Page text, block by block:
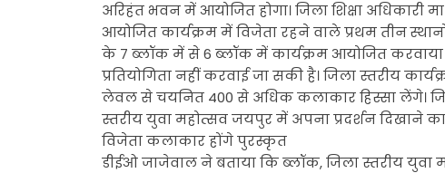
अरिहंत भवन में आयोजित होगा। जिला शिक्षा
आयोजित कार्यक्रम में विजेता रहने वाले प्रथम तीन
के 7 ब्लॉक में से 6 ब्लॉक में कार्यक्रम आयोजित
प्रतियोगिता नहीं करवाई जा सकी है। जिला स्तरीय
लेवल से चयनित 400 से अधिक कलाकार हिस्सा लेंगे।
स्तरीय युवा महोत्सव जयपुर में अपना प्रदर्शन दिखाने
विजेता कलाकार होंगे पुरस्कृत
डीईओ जाजेवाल ने बताया कि ब्लॉक, जिला स्तरीय युवा